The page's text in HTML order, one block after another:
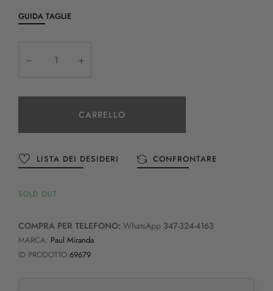
GUIDA TAGLIE
CARRELLO
LISTA DEI DESIDERI CONFRONTARE
SOLD OUT
COMPRA PER TELEFONO: WhatsApp 347-324-4163
MARCA: Paul Miranda
ID PRODOTTO:69679